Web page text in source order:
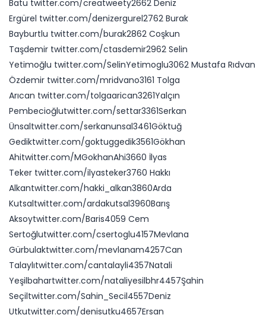
Batu twitter.com/creatweety2662 Deniz
Ergürel twitter.com/denizergurel2762 Burak
Bayburtlu twitter.com/burak2862 Coşkun
Taşdemir twitter.com/ctasdemir2962 Selin
Yetimoğlu twitter.com/SelinYetimoglu3062 Mustafa Rıdvan
Özdemir twitter.com/mridvano3161 Tolga
Arıcan twitter.com/tolgaarican3261Yalçın
Pembecioğlutwitter.com/settar3361Serkan
Ünsaltwitter.com/serkanunsal3461Göktuğ
Gediktwitter.com/goktuggedik3561Gökhan
Ahitwitter.com/MGokhanAhi3660 İlyas
Teker twitter.com/ilyasteker3760 Hakkı
Alkantwitter.com/hakki_alkan3860Arda
Kutsaltwitter.com/ardakutsal3960Barış
Aksoytwitter.com/Baris4059 Cem
Sertoğlutwitter.com/csertoglu4157Mevlana
Gürbulaktwitter.com/mevlanam4257Can
Talaylıtwitter.com/cantalayli4357Natali
Yeşilbahartwitter.com/nataliyesilbhr4457Şahin
Seçiltwitter.com/Sahin_Secil4557Deniz
Utkutwitter.com/denisutku4657Ersan